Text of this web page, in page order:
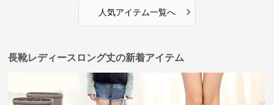
人気アイテム一覧へ ›
長靴レディースロング丈の新着アイテム